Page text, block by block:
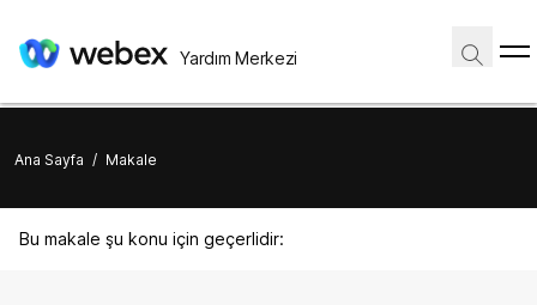
Yardım Merkezi
Ana Sayfa / Makale
Bu makale şu konu için geçerlidir: